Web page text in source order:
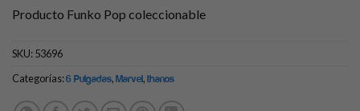
Producto Funko Pop coleccionable
SKU:53696
Categorías:6 Pulgadas, Marvel, thanos